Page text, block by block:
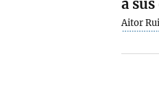
a
Aitor